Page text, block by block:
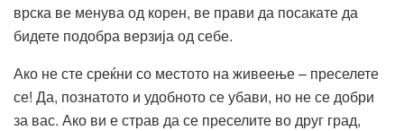
врска ве менува од корен, ве прави да посакате да
бидете подобра верзија од себе.
Ако не сте среќни со местото на живеење – преселете
се! Да, познатото и удобното се убави, но не се добри
за вас. Ако ви е страв да се преселите во друг град,